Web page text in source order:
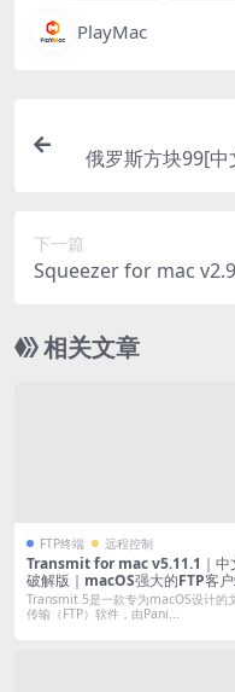
PlayMac
俄罗斯方块99[
下一篇
Squeezer for mac
相关文章
FTP终端 远程控制
Transmit for mac v5.11.1｜中
破解版｜macOS强大的FTP客
Transmit 5是一款专为macOS设计的
传输（FTP）软件，由Pani...